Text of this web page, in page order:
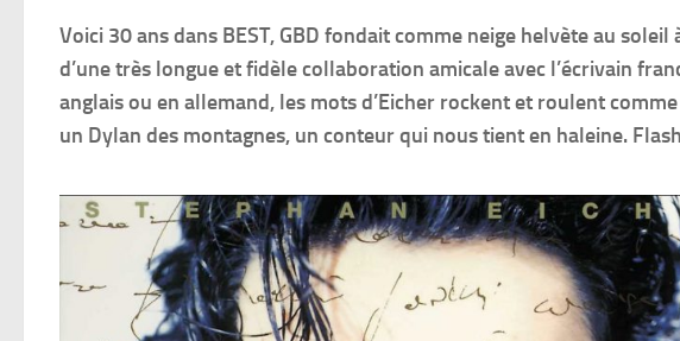
Voici 30 ans dans BEST, GBD fondait comme neige helvète au
d’une très longue et fidèle collaboration amicale avec l’écrivain
anglais ou en allemand, les mots d’Eicher rockent et roulent
un Dylan des montagnes, un conteur qui nous tient en haleine.